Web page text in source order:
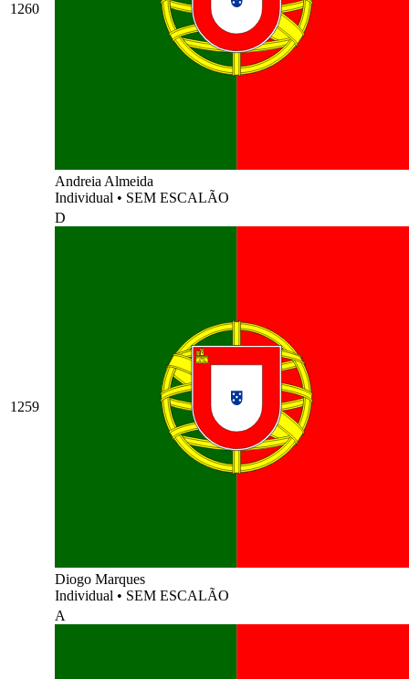
1260
Andreia Almeida
Individual • SEM ESCALÃO
1259
D
Diogo Marques
Individual • SEM ESCALÃO
A